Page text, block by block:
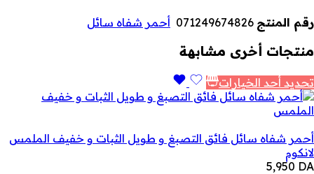
رقم المنتج 071249674826 أحمر شفاه سائل
منتجات أخرى مشابهة
تحديد أحد الخيارات
أحمر شفاه سائل فائق التصبغ و طويل الثبات و خفيف الملمس
لانكوم
5,950 DA